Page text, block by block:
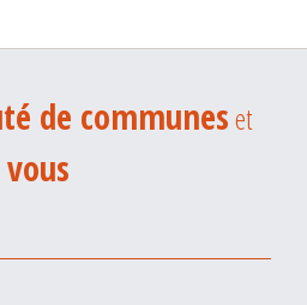
de communeset
vous